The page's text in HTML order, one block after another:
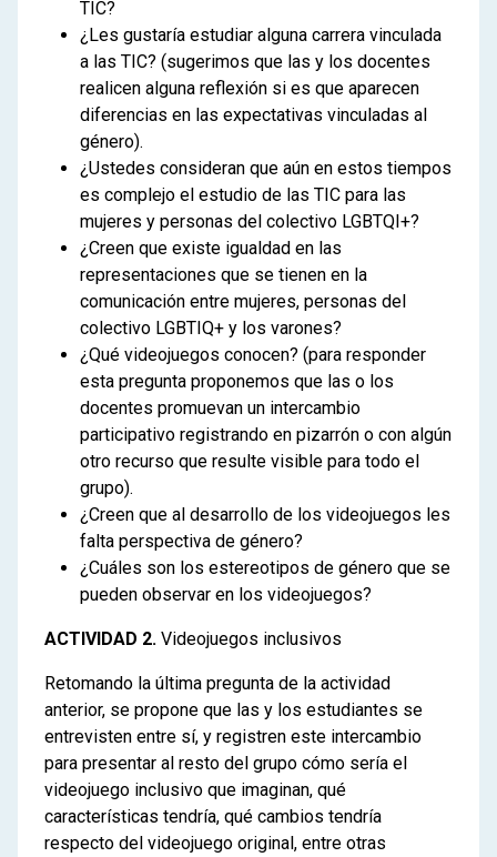
TIC?
¿Les gustaría estudiar alguna carrera vinculada
a las TIC? (sugerimos que las y los docentes
realicen alguna reflexión si es que aparecen
diferencias en las expectativas vinculadas al
género).
¿Ustedes consideran que aún en estos tiempos
es complejo el estudio de las TIC para las
mujeres y personas del colectivo LGBTQI+?
¿Creen que existe igualdad en las
representaciones que se tienen en la
comunicación entre mujeres, personas del
colectivo LGBTIQ+ y los varones?
¿Qué videojuegos conocen? (para responder
esta pregunta proponemos que las o los
docentes promuevan un intercambio
participativo registrando en pizarrón o con algún
otro recurso que resulte visible para todo el
grupo).
¿Creen que al desarrollo de los videojuegos les
falta perspectiva de género?
¿Cuáles son los estereotipos de género que se
pueden observar en los videojuegos?
ACTIVIDAD 2. Videojuegos inclusivos
Retomando la última pregunta de la actividad
anterior, se propone que las y los estudiantes se
entrevisten entre sí, y registren este intercambio
para presentar al resto del grupo cómo sería el
videojuego inclusivo que imaginan, qué
características tendría, qué cambios tendría
respecto del videojuego original, entre otras